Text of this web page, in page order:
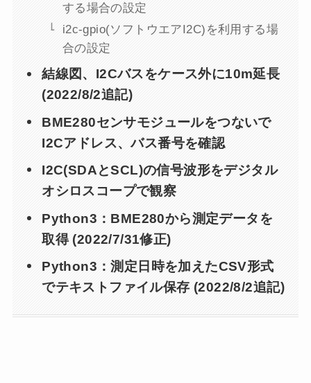
する場合の設定
i2c-gpio(ソフトウエアI2C)を利用する場
合の設定
結線図、I2Cバスをケース外に10m延長
(2022/8/2追記)
BME280センサモジュールをつないで
I2Cアドレス、バス番号を確認
I2C(SDAとSCL)の信号波形をデジタル
オシロスコープで観察
Python3：BME280から測定データを
取得 (2022/7/31修正)
Python3：測定日時を加えたCSV形式
でテキストファイル保存 (2022/8/2追記)